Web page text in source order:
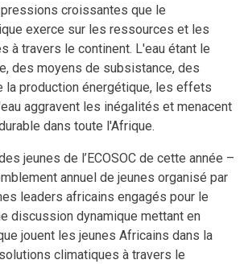
croissantes que le
exerce sur les ressources et les
à travers le continent. L'eau étant le
des moyens de subsistance, des
production énergétique, les effets
aggravent les inégalités et menacent
dans toute l'Afrique.
jeunes de l’ECOSOC de cette année –
annuel de jeunes organisé par
leaders africains engagés pour le
discussion dynamique mettant en
jouent les jeunes Africains dans la
climatiques à travers le